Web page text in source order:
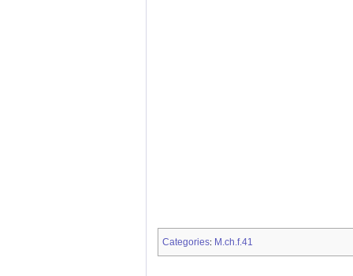
Categories: M.ch.f.41